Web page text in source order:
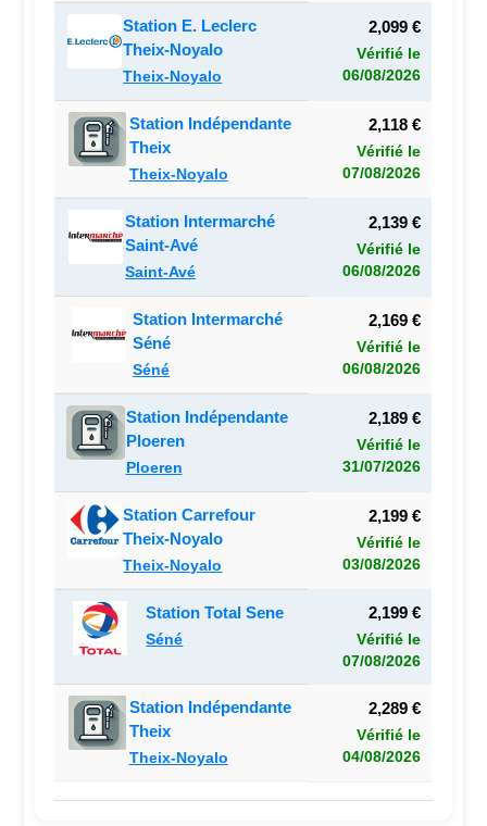
Station E. Leclerc
Theix-Noyalo
Theix-Noyalo
2,099 €
Vérifié le
06/08/2026
Station Indépendante
Theix
Theix-Noyalo
2,118 €
Vérifié le
07/08/2026
Station Intermarché
Saint-Avé
Saint-Avé
2,139 €
Vérifié le
06/08/2026
Station Intermarché
Séné
Séné
2,169 €
Vérifié le
06/08/2026
Station Indépendante
Ploeren
Ploeren
2,189 €
Vérifié le
31/07/2026
Station Carrefour
Theix-Noyalo
Theix-Noyalo
2,199 €
Vérifié le
03/08/2026
Station Total Sene
Séné
2,199 €
Vérifié le
07/08/2026
Station Indépendante
Theix
Theix-Noyalo
2,289 €
Vérifié le
04/08/2026